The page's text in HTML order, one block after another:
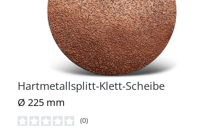
Hartmetallsplitt-Klett-Scheibe
Ø 225 mm
(0)